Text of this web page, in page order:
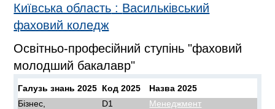
Київська область : Васильківський
фаховий коледж
Освітньо-професійний ступінь "фаховий
молодший бакалавр"
Галузь знань 2025 Код 2025
Назва 2025
Бізнес,
D1 Менеджмент